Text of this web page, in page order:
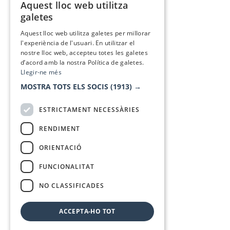
Aquest lloc web utilitza
galetes
Aquest lloc web utilitza galetes per millorar
l'experiència de l'usuari. En utilitzar el
nostre lloc web, accepteu totes les galetes
d’acord amb la nostra Política de galetes.
Llegir-ne més
MOSTRA TOTS ELS SOCIS (1913) →
ESTRICTAMENT NECESSÀRIES
RENDIMENT
ORIENTACIÓ
FUNCIONALITAT
NO CLASSIFICADES
ACCEPTA-HO TOT